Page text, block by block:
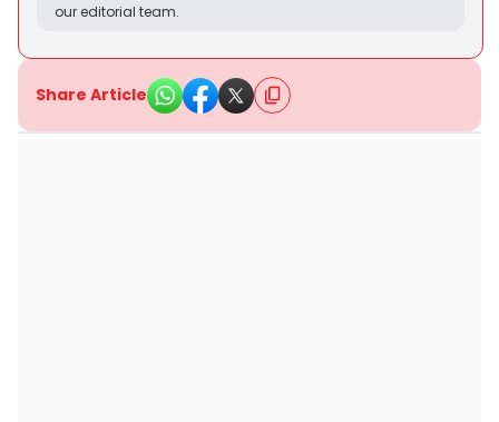
our editorial team.
Share Article